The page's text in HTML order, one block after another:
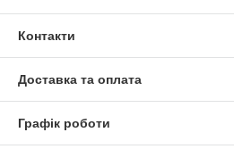
Контакти
Доставка та оплата
Графік роботи